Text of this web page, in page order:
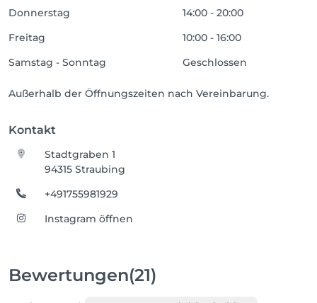
Donnerstag
14:00 - 20:00
Freitag
10:00 - 16:00
Samstag - Sonntag
Geschlossen
Außerhalb der Öffnungszeiten nach Vereinbarung.
Kontakt
Stadtgraben 1
94315 Straubing
+491755981929
Instagram öffnen
Bewertungen(21)